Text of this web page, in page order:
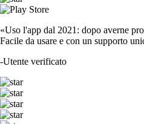
«Uso l'app dal 2021: dopo averne
Facile da usare e con un supporto
-Utente verificato